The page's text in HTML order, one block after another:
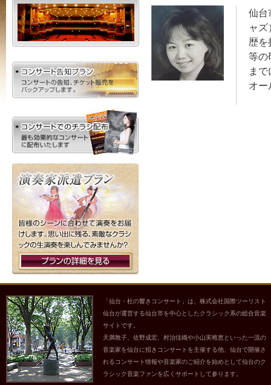
仙台
ャ
歴を
等の
ま
オー
「仙台・杜の響きコンサート」は、株式会社国際ツーリスト
仙台が運営する仙台市を中心としたクラシック系の総合音楽
サイトです。
天満敦子、佐野成宏、村治佳織や小山実稚恵といった一流の
音楽家を仙台に招きコンサートを主催する他、仙台で開催さ
れるコンサート情報や音楽家のご紹介を始めとして仙台のク
ラシック音楽ファンを広くサポートして参ります。